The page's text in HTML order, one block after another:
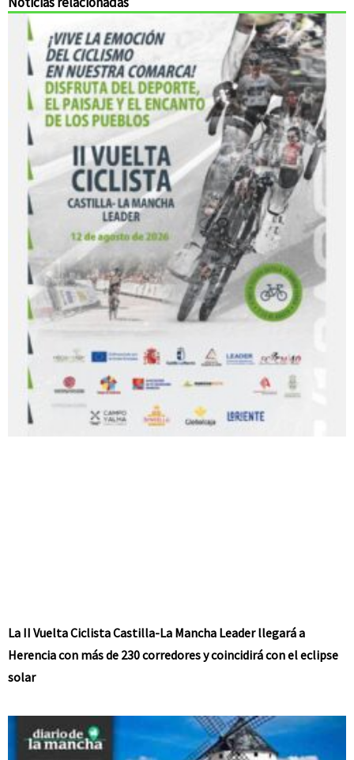
La II Vuelta Ciclista Castilla-La Mancha Leader llegará a
Herencia con más de 230 corredores y coincidirá con el eclipse
solar